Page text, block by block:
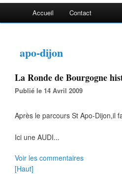
Accueil Contact
apo-dijon
La Ronde de Bourgogne
Publié le 14 Avril 2009
Après le parcours St Apo-Dijon,il
Ici une AUDI...
Voir les commentaires
[Haut]